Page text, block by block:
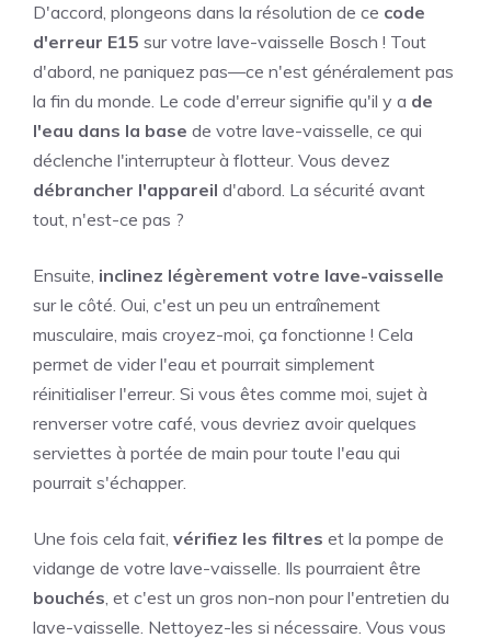
D'accord, plongeons dans la résolution de ce code
d'erreur E15 sur votre lave-vaisselle Bosch ! Tout
d'abord, ne paniquez pas—ce n'est généralement pas
la fin du monde. Le code d'erreur signifie qu'il y a de
l'eau dans la base de votre lave-vaisselle, ce qui
déclenche l'interrupteur à flotteur. Vous devez
débrancher l'appareil d'abord. La sécurité avant
tout, n'est-ce pas ?
Ensuite, inclinez légèrement votre lave-vaisselle
sur le côté. Oui, c'est un peu un entraînement
musculaire, mais croyez-moi, ça fonctionne ! Cela
permet de vider l'eau et pourrait simplement
réinitialiser l'erreur. Si vous êtes comme moi, sujet à
renverser votre café, vous devriez avoir quelques
serviettes à portée de main pour toute l'eau qui
pourrait s'échapper.
Une fois cela fait, vérifiez les filtres et la pompe de
vidange de votre lave-vaisselle. Ils pourraient être
bouchés, et c'est un gros non-non pour l'entretien du
lave-vaisselle. Nettoyez-les si nécessaire. Vous vous